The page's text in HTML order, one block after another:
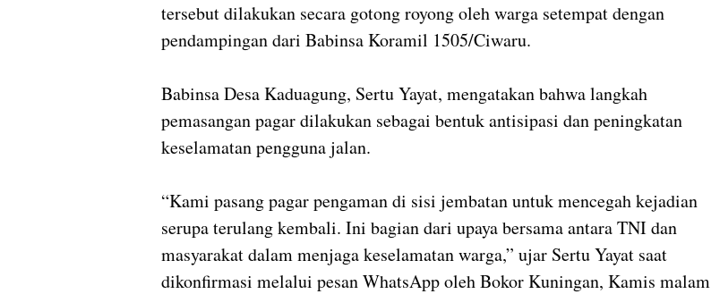
tersebut dilakukan secara gotong royong oleh warga setempat dengan
pendampingan dari Babinsa Koramil 1505/Ciwaru.
Babinsa Desa Kaduagung, Sertu Yayat, mengatakan bahwa langkah
pemasangan pagar dilakukan sebagai bentuk antisipasi dan peningkatan
keselamatan pengguna jalan.
“Kami pasang pagar pengaman di sisi jembatan untuk mencegah kejadian
serupa terulang kembali. Ini bagian dari upaya bersama antara TNI dan
masyarakat dalam menjaga keselamatan warga,” ujar Sertu Yayat saat
dikonfirmasi melalui pesan WhatsApp oleh Bokor Kuningan, Kamis malam